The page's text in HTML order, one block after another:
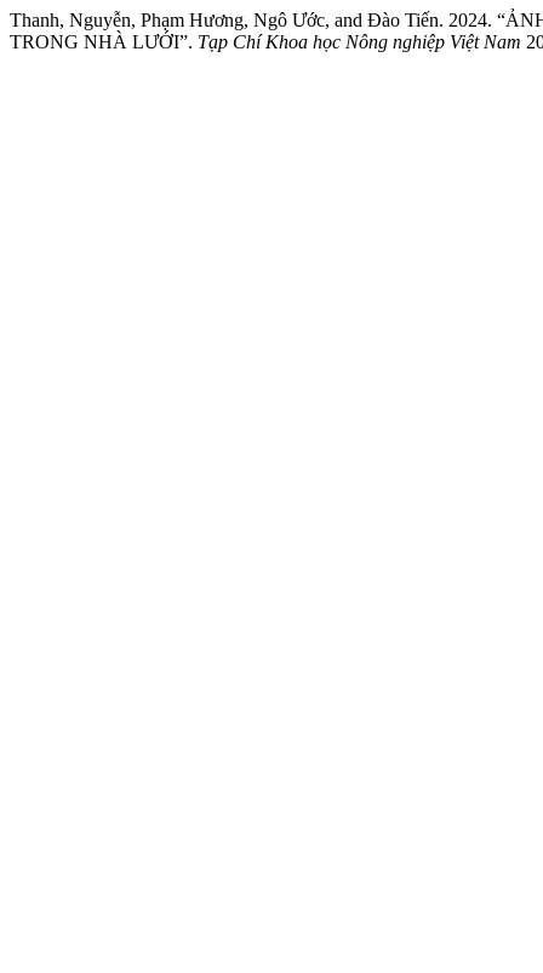
Thanh, Nguyễn, Phạm Hương, Ngô Ước, and Đào Tiến. 2024.
TRONG NHÀ LƯỚI”. Tạp Chí Khoa học Nông nghiệp Việt Nam